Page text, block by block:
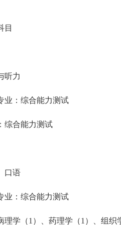
目
听力
：综合能力测试
综合能力测试
口语
：综合能力测试
学（1）、药理学（1）、组织